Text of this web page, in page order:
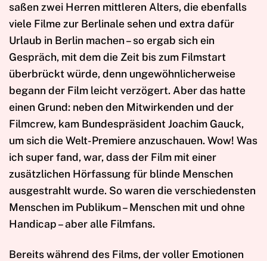
saßen zwei Herren mittleren Alters, die ebenfalls
viele Filme zur Berlinale sehen und extra dafür
Urlaub in Berlin machen – so ergab sich ein
Gespräch, mit dem die Zeit bis zum Filmstart
überbrückt würde, denn ungewöhnlicherweise
begann der Film leicht verzögert. Aber das hatte
einen Grund: neben den Mitwirkenden und der
Filmcrew, kam Bundespräsident Joachim Gauck,
um sich die Welt-Premiere anzuschauen. Wow! Was
ich super fand, war, dass der Film mit einer
zusätzlichen Hörfassung für blinde Menschen
ausgestrahlt wurde. So waren die verschiedensten
Menschen im Publikum – Menschen mit und ohne
Handicap – aber alle Filmfans.
Bereits während des Films, der voller Emotionen